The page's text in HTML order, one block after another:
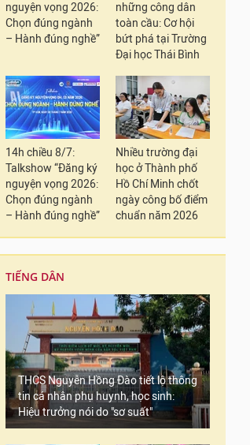
nguyện vọng 2026:
Chọn đúng ngành
– Hành đúng nghề”
những công dân
toàn cầu: Cơ hội
bứt phá tại Trường
Đại học Thái Bình
14h chiều 8/7:
Talkshow “Đăng ký
nguyện vọng 2026:
Chọn đúng ngành
– Hành đúng nghề”
Nhiều trường đại
học ở Thành phố
Hồ Chí Minh chốt
ngày công bố điểm
chuẩn năm 2026
TIẾNG DÂN
THCS Nguyễn Hồng Đào tiết lộ thông
tin cá nhân phụ huynh, học sinh:
Hiệu trưởng nói do "sơ suất"